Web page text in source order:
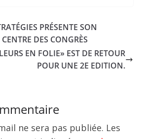
PRÉSENTE SON
DES CONGRÈS
EN FOLIE» EST DE RETOUR
POUR UNE 2E EDITION.
ne sera pas publiée. Les